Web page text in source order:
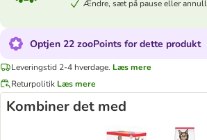
Ændre, sæt på pause eller
Optjen 22 zooPoints for dette produkt
Leveringstid 2-4 hverdage. Læs mere
Returpolitik Læs mere
Kombiner det med